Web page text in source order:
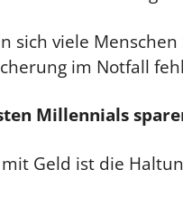
sich viele
im Notfall
Millennials
Geld ist die